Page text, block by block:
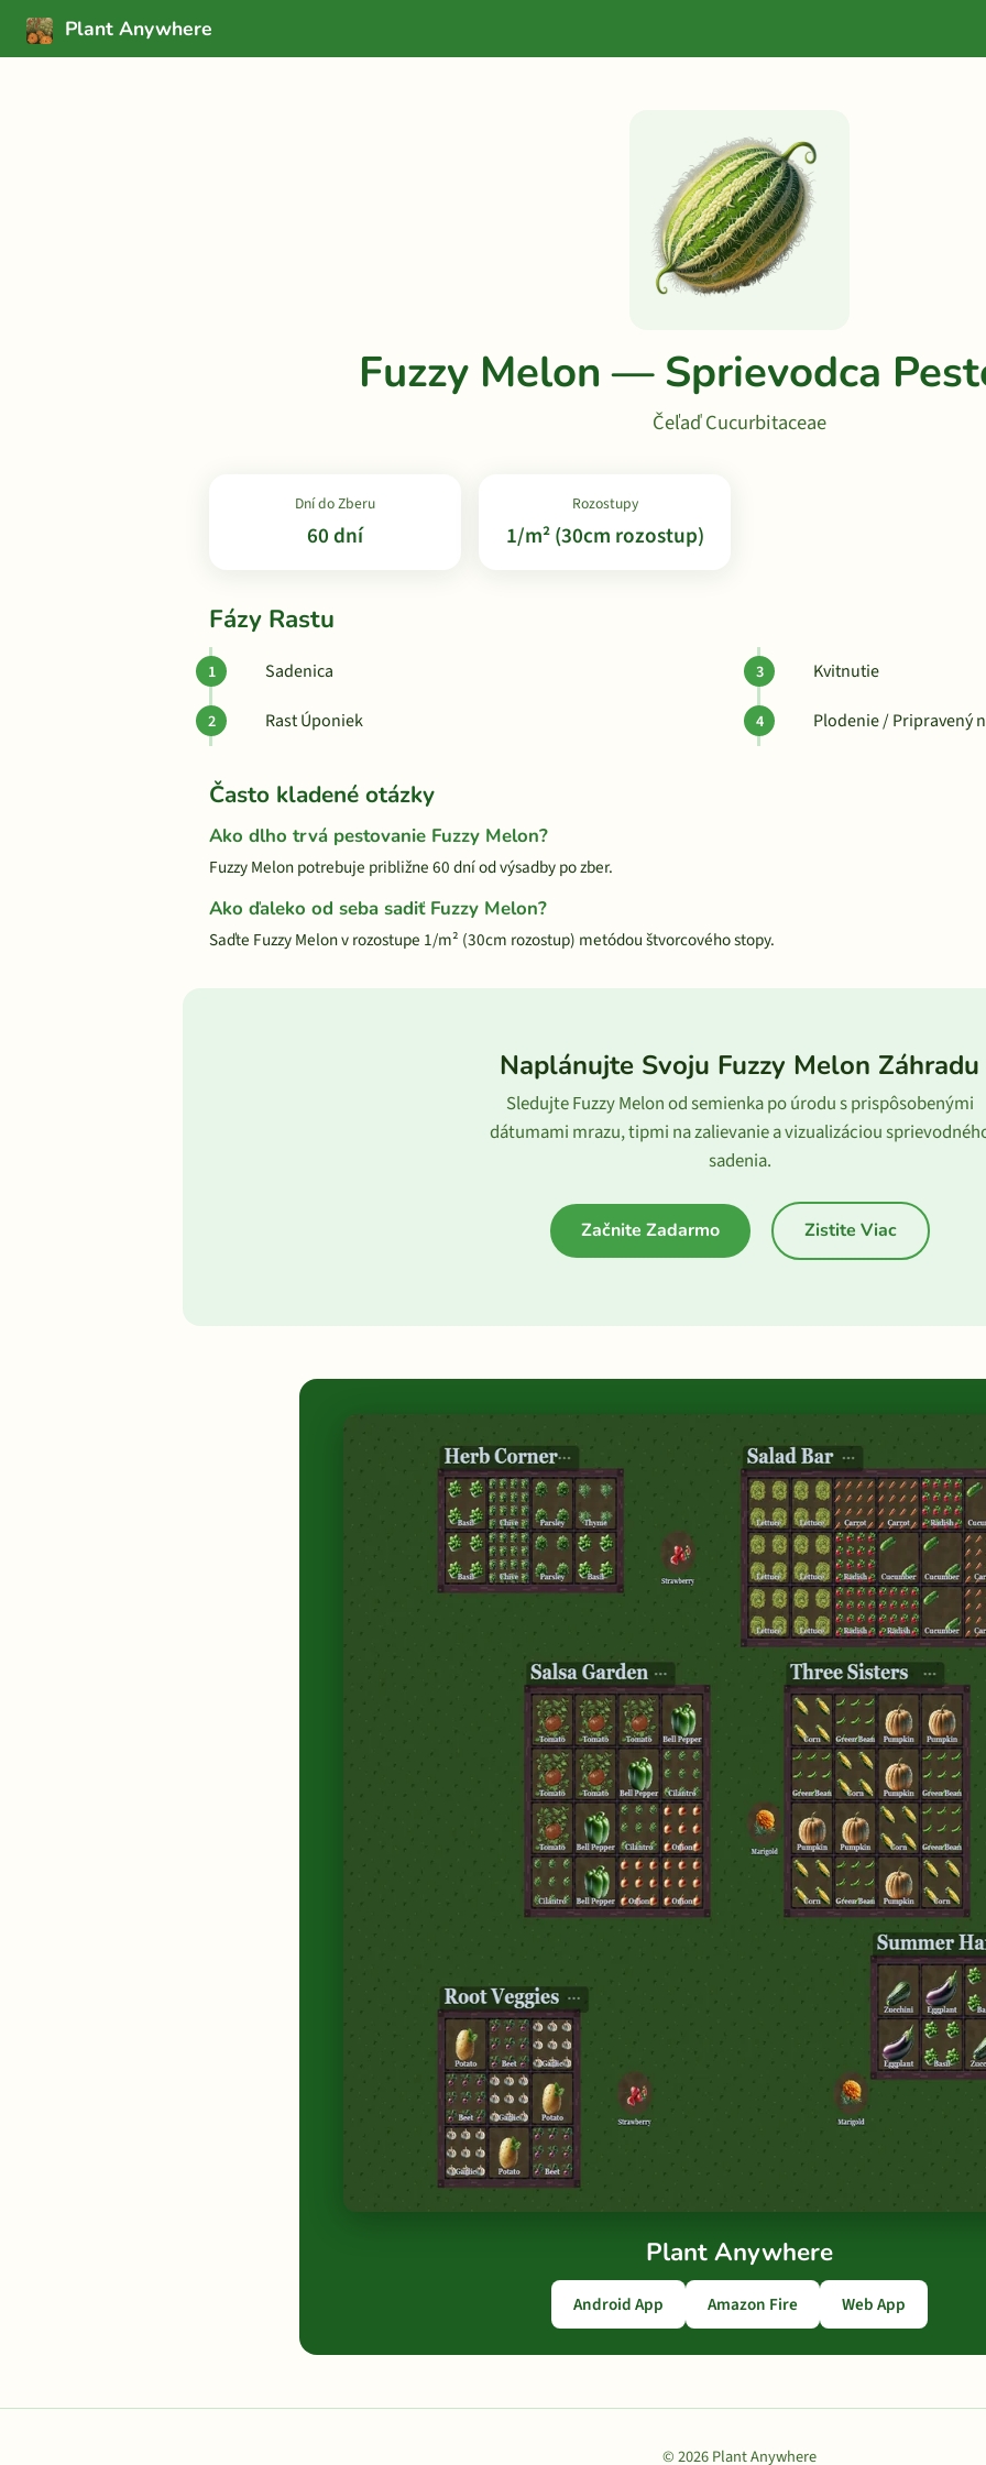
Plant Anywhere
Fuzzy Melon — Sprievodca
Čeľaď Cucurbitaceae
Dní do Zberu
60 dní
Rozostupy
1/m² (30cm rozostup)
Fázy Rastu
Sadenica
Rast Úponiek
Kvitnutie
Plodenie / Pripravený
Často kladené otázky
Ako dlho trvá pestovanie Fuzzy Melon?
Fuzzy Melon potrebuje približne 60 dní od výsadby po zber.
Ako ďaleko od seba sadiť Fuzzy Melon?
Saďte Fuzzy Melon v rozostupe 1/m² (30cm rozostup) metódou štvorcového stopy.
Naplánujte Svoju Fuzzy Melon Záhradu
Sledujte Fuzzy Melon od semienka po úrodu s prispôsobenými
dátumami mrazu, tipmi na zalievanie a vizualizáciou
sadenia.
Začnite Zadarmo Zistite Viac
Plant Anywhere
Android App Amazon Fire Web App
© 2026 Plant Anywhere